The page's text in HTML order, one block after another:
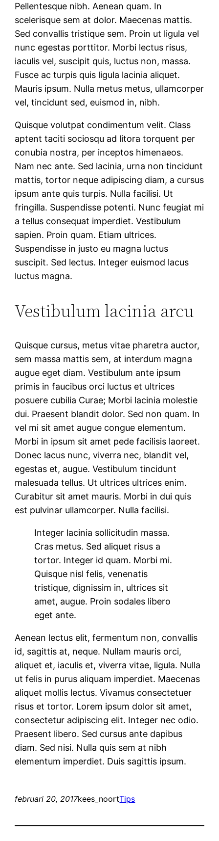
Pellentesque nibh. Aenean quam. In
scelerisque sem at dolor. Maecenas mattis.
Sed convallis tristique sem. Proin ut ligula vel
nunc egestas porttitor. Morbi lectus risus,
iaculis vel, suscipit quis, luctus non, massa.
Fusce ac turpis quis ligula lacinia aliquet.
Mauris ipsum. Nulla metus metus, ullamcorper
vel, tincidunt sed, euismod in, nibh.
Quisque volutpat condimentum velit. Class
aptent taciti sociosqu ad litora torquent per
conubia nostra, per inceptos himenaeos.
Nam nec ante. Sed lacinia, urna non tincidunt
mattis, tortor neque adipiscing diam, a cursus
ipsum ante quis turpis. Nulla facilisi. Ut
fringilla. Suspendisse potenti. Nunc feugiat mi
a tellus consequat imperdiet. Vestibulum
sapien. Proin quam. Etiam ultrices.
Suspendisse in justo eu magna luctus
suscipit. Sed lectus. Integer euismod lacus
luctus magna.
Vestibulum lacinia arcu
Quisque cursus, metus vitae pharetra auctor,
sem massa mattis sem, at interdum magna
augue eget diam. Vestibulum ante ipsum
primis in faucibus orci luctus et ultrices
posuere cubilia Curae; Morbi lacinia molestie
dui. Praesent blandit dolor. Sed non quam. In
vel mi sit amet augue congue elementum.
Morbi in ipsum sit amet pede facilisis laoreet.
Donec lacus nunc, viverra nec, blandit vel,
egestas et, augue. Vestibulum tincidunt
malesuada tellus. Ut ultrices ultrices enim.
Curabitur sit amet mauris. Morbi in dui quis
est pulvinar ullamcorper. Nulla facilisi.
Integer lacinia sollicitudin massa.
Cras metus. Sed aliquet risus a
tortor. Integer id quam. Morbi mi.
Quisque nisl felis, venenatis
tristique, dignissim in, ultrices sit
amet, augue. Proin sodales libero
eget ante.
Aenean lectus elit, fermentum non, convallis
id, sagittis at, neque. Nullam mauris orci,
aliquet et, iaculis et, viverra vitae, ligula. Nulla
ut felis in purus aliquam imperdiet. Maecenas
aliquet mollis lectus. Vivamus consectetuer
risus et tortor. Lorem ipsum dolor sit amet,
consectetur adipiscing elit. Integer nec odio.
Praesent libero. Sed cursus ante dapibus
diam. Sed nisi. Nulla quis sem at nibh
elementum imperdiet. Duis sagittis ipsum.
februari 20, 2017kees_noortTips